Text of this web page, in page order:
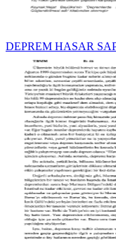
DEPREM HASAR